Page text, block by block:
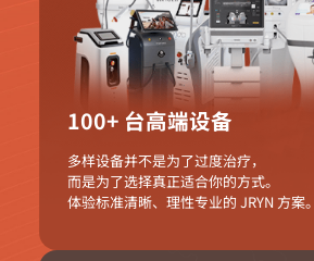
100+ 台高端设备
多样设备并不是为了过度治疗，
而是为了选择真正适合你的方式。
体验标准清晰、理性专业的 JRYN 方案。